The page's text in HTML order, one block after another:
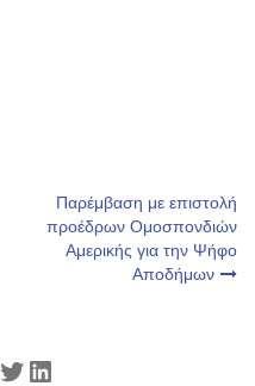
Παρέμβαση με επιστολή
προέδρων Ομοσπονδιών
Αμερικής για την Ψήφο
Αποδήμων
Twitter
Linkedin